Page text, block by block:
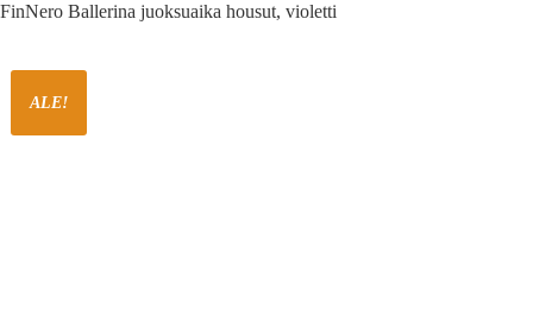
FinNero Ballerina juoksuaika housut, violetti
ALE!